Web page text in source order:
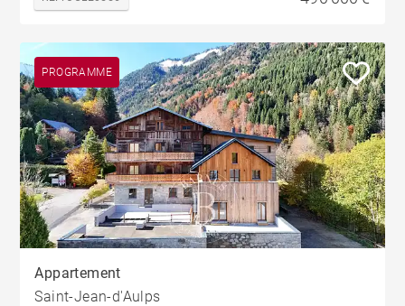
PROGRAMME
Appartement
Saint-Jean-d'Aulps